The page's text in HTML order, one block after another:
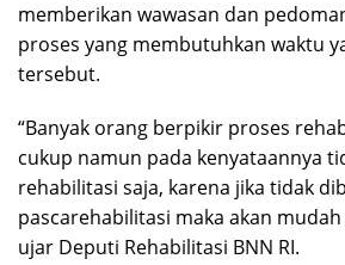
memberikan wawasan dan
proses yang membutuhkan waktu
tersebut.
“Banyak orang berpikir proses
cukup namun pada kenyataannya
rehabilitasi saja, karena jika tidak
pascarehabilitasi maka akan
ujar Deputi Rehabilitasi BNN RI.